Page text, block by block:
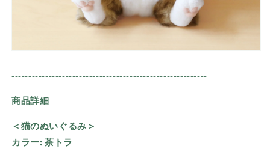
----------------------------------------------------------
商品詳細
＜猫のぬいぐるみ＞
カラー: 茶トラ